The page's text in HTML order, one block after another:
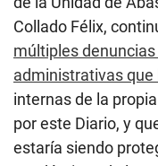
Collado Félix,
múltiples
administrativas que
internas de la
por este Diario, y
estaría siendo